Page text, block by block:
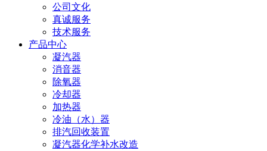
公司文化
真诚服务
技术服务
产品中心
凝汽器
消音器
除氧器
冷却器
加热器
冷油（水）器
排汽回收装置
凝汽器化学补水改造